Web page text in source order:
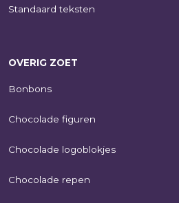
Standaard teksten
OVERIG ZOET
Bonbons
Chocolade figuren
Chocolade logoblokjes
Chocolade repen